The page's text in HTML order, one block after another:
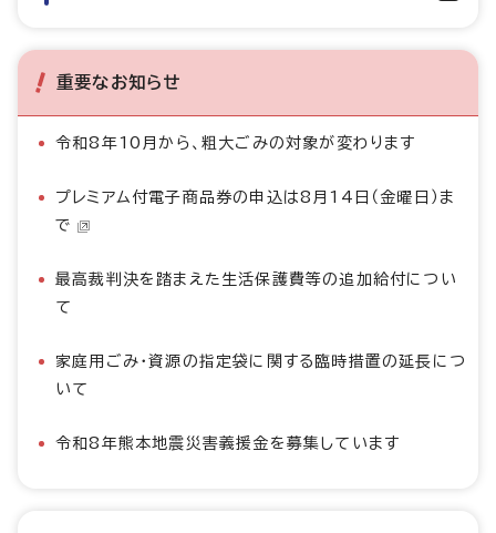
重要なお知らせ
令和8年10月から、粗大ごみの対象が変わります
プレミアム付電子商品券の申込は8月14日（金曜日）ま
で
最高裁判決を踏まえた生活保護費等の追加給付につい
て
家庭用ごみ・資源の指定袋に関する臨時措置の延長につ
いて
令和8年熊本地震災害義援金を募集しています